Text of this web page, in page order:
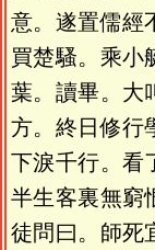
意。遂置儒經
買楚騷。乘小
葉。讀畢。大
方。終日修行
下淚千行。看
半生客裏無窮
徒問曰。師死